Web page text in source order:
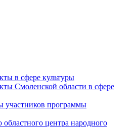
в сфере культуры
Смоленской области в сфере
участников программы
центра народного